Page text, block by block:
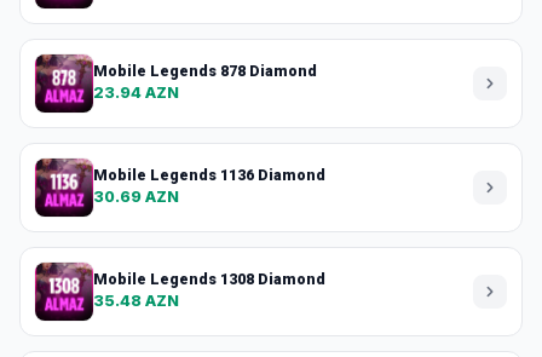
Mobile Legends 878 Diamond
23.94 AZN
Mobile Legends 1136 Diamond
30.69 AZN
Mobile Legends 1308 Diamond
35.48 AZN